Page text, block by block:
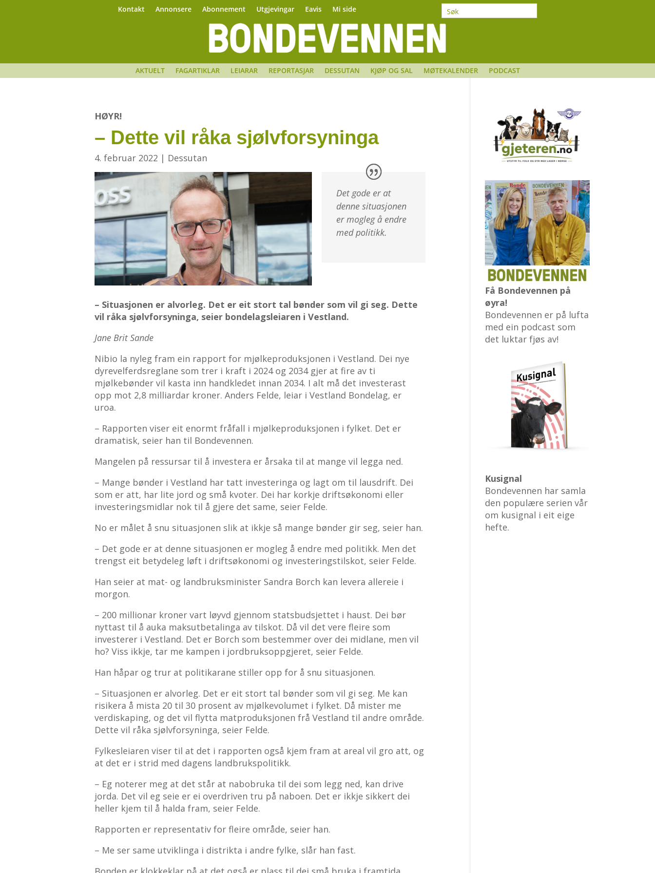
Kontakt Annonsere Abonnement Utgjevingar Eavis Mi side
AKTUELT FAGARTIKLAR LEIARAR REPORTASJAR DESSUTAN KJØP OG SAL MØTEKALENDER PODCAST
HØYR!
– Dette vil råka sjølvforsyninga
4. februar 2022 | Dessutan
Det gode er at
denne situasjonen
er mogleg å endre
med politikk.
– Situasjonen er alvorleg. Det er eit stort tal bønder som vil gi seg. Dette
vil råka sjølvforsyninga, seier bondelagsleiaren i Vestland.
Jane Brit Sande
Nibio la nyleg fram ein rapport for mjølkeproduksjonen i Vestland. Dei nye
dyrevelferdsreglane som trer i kraft i 2024 og 2034 gjer at fire av ti
mjølkebønder vil kasta inn handkledet innan 2034. I alt må det investerast
opp mot 2,8 milliardar kroner. Anders Felde, leiar i Vestland Bondelag, er
uroa.
– Rapporten viser eit enormt fråfall i mjølkeproduksjonen i fylket. Det er
dramatisk, seier han til Bondevennen.
Mangelen på ressursar til å investera er årsaka til at mange vil legga ned.
– Mange bønder i Vestland har tatt investeringa og lagt om til lausdrift. Dei
som er att, har lite jord og små kvoter. Dei har korkje driftsøkonomi eller
investeringsmidlar nok til å gjere det same, seier Felde.
No er målet å snu situasjonen slik at ikkje så mange bønder gir seg, seier han.
– Det gode er at denne situasjonen er mogleg å endre med politikk. Men det
trengst eit betydeleg løft i driftsøkonomi og investeringstilskot, seier Felde.
Han seier at mat- og landbruksminister Sandra Borch kan levera allereie i
morgon.
– 200 millionar kroner vart løyvd gjennom statsbudsjettet i haust. Dei bør
nyttast til å auka maksutbetalinga av tilskot. Då vil det vere fleire som
investerer i Vestland. Det er Borch som bestemmer over dei midlane, men vil
ho? Viss ikkje, tar me kampen i jordbruksoppgjeret, seier Felde.
Han håpar og trur at politikarane stiller opp for å snu situasjonen.
– Situasjonen er alvorleg. Det er eit stort tal bønder som vil gi seg. Me kan
risikera å mista 20 til 30 prosent av mjølkevolumet i fylket. Då mister me
verdiskaping, og det vil flytta matproduksjonen frå Vestland til andre område.
Dette vil råka sjølvforsyninga, seier Felde.
Fylkesleiaren viser til at det i rapporten også kjem fram at areal vil gro att, og
at det er i strid med dagens landbrukspolitikk.
– Eg noterer meg at det står at nabobruka til dei som legg ned, kan drive
jorda. Det vil eg seie er ei overdriven tru på naboen. Det er ikkje sikkert dei
heller kjem til å halda fram, seier Felde.
Rapporten er representativ for fleire område, seier han.
– Me ser same utviklinga i distrikta i andre fylke, slår han fast.
Få Bondevennen på
øyra!
Bondevennen er på lufta
med ein podcast som
det luktar fjøs av!
Kusignal
Bondevennen har samla
den populære serien vår
om kusignal i eit eige
hefte.